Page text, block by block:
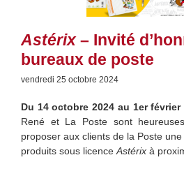
Astérix– Invité
bureaux de poste
vendredi 25 octobre 2024
Du 14 octobre 2024 au 1er février
René et La Poste sont
proposer aux clients de la Poste
produits sous licence Astérix à